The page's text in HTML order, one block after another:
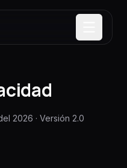
2026 · Versión 2.0